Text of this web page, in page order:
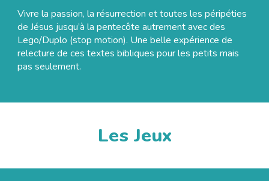
Vivre la passion, la résurrection et toutes les péripéties
de Jésus jusqu’à la pentecôte autrement avec des
Lego/Duplo (stop motion). Une belle expérience de
relecture de ces textes bibliques pour les petits mais
pas seulement.
Les Jeux